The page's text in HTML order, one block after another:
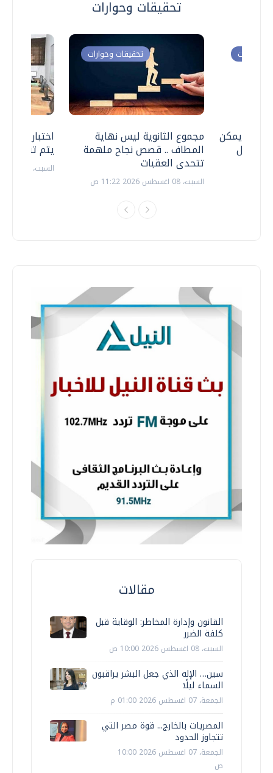
تحقيقات وحوارات
اختبارات
يتم
السبت، 18 يوليو 2026 09:22 ص
تحقيقات وحوارات
مجموع الثانوية ليس نهاية
المطاف .. قصص نجاح ملهمة
تتحدى العقبات
السبت، 08 اغسطس 2026 11:22 ص
وحوارات
.. هل يمكن
نتعامل
مقالات
القانون وإدارة المخاطر: الوقاية قبل
كلفة الضرر
السبت، 08 اغسطس 2026 10:00 ص
سين… الإله الذي جعل البشر يراقبون
السماء ليلًا
الجمعة، 07 اغسطس 2026 01:00 م
المصريات بالخارج... قوة مصر التي
تتجاوز الحدود
الجمعة، 07 اغسطس 2026 10:00
ص